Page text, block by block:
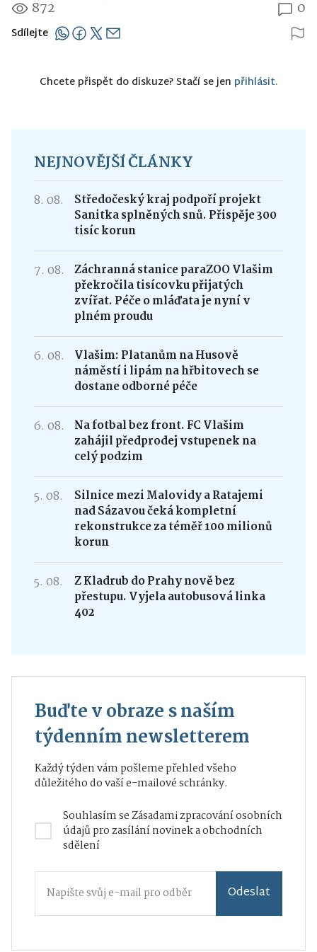
872 0
Sdílejte
Chcete přispět do diskuze? Stačí se jen přihlásit.
NEJNOVĚJŠÍ ČLÁNKY
8. 08.
Středočeský kraj podpoří projekt
Sanitka splněných snů. Přispěje 300
tisíc korun
7. 08.
Záchranná stanice paraZOO Vlašim
překročila tisícovku přijatých
zvířat. Péče o mláďata je nyní v
plném proudu
6. 08.
Vlašim: Platanům na Husově
náměstí i lipám na hřbitovech se
dostane odborné péče
6. 08.
Na fotbal bez front. FC Vlašim
zahájil předprodej vstupenek na
celý podzim
5. 08.
Silnice mezi Malovidy a Ratajemi
nad Sázavou čeká kompletní
rekonstrukce za téměř 100 milionů
korun
5. 08.
Z Kladrub do Prahy nově bez
přestupu. Vyjela autobusová linka
402
Buďte v obraze s naším
týdenním newsletterem
Každý týden vám pošleme přehled všeho
důležitého do vaší e-mailové schránky.
Souhlasím seZásadami zpracování osobních
údajůpro zasílání novinek a obchodních
sdělení
Odeslat